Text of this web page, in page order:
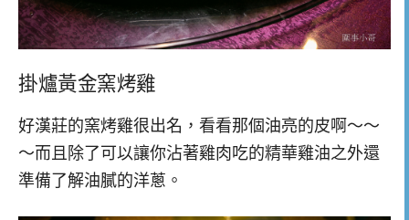
掛爐黃金窯烤雞
好漢莊的窯烤雞很出名，看看那個油亮的皮啊～～
～而且除了可以讓你沾著雞肉吃的精華雞油之外還
準備了解油膩的洋蔥。